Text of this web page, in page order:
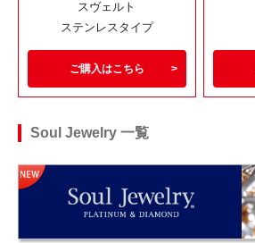
スヴェルト
ステンレスタイプ
ご購入はこちら
Soul Jewelry 一覧